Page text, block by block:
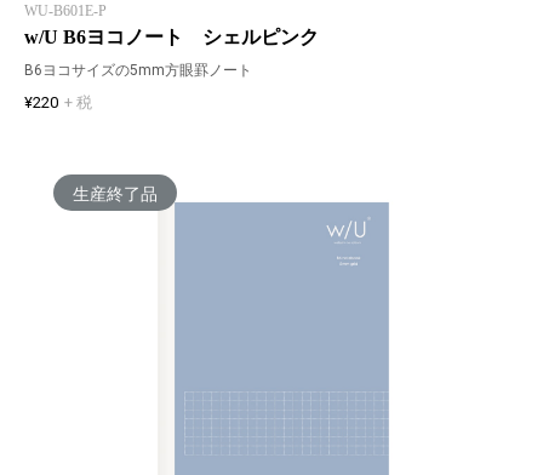
WU-B601E-P
w/U B6ヨコノート シェルピンク
B6ヨコサイズの5mm方眼罫ノート
¥220 + 税
生産終了品